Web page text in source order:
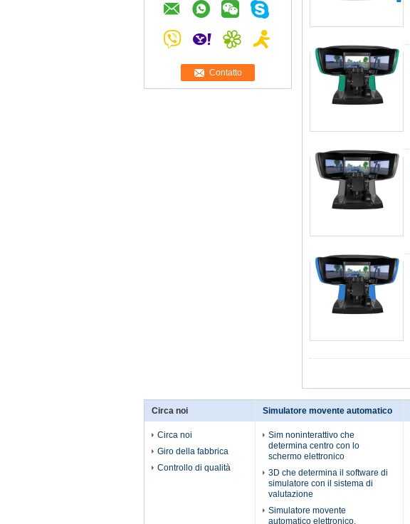
Contatto
Circa noi
Circa noi
Giro della fabbrica
Controllo di qualità
Simulatore movente automatico
Sim noninterattivo che
determina centro con lo
schermo elettronico
3D che determina il software di
simulatore con il sistema di
valutazione
Simulatore movente
automatico elettronico,